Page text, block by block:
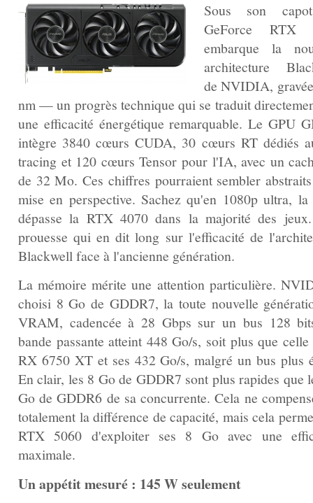
Sous son
GeForce RTX
embarque la
architecture
de NVIDIA,
nm — un progrès technique qui se traduit
une efficacité énergétique remarquable. Le GPU
intègre 3840 cœurs CUDA, 30 cœurs RT dédiés
tracing et 120 cœurs Tensor pour l'IA, avec un
de 32 Mo. Ces chiffres pourraient sembler
mise en perspective. Sachez qu'en 1080p ultra, la
dépasse la RTX 4070 dans la majorité des
prouesse qui en dit long sur l'efficacité de
Blackwell face à l'ancienne génération.
La mémoire mérite une attention particulière.
choisi 8 Go de GDDR7, la toute nouvelle
VRAM, cadencée à 28 Gbps sur un bus 128
bande passante atteint 448 Go/s, soit plus que
RX 6750 XT et ses 432 Go/s, malgré un bus plus
En clair, les 8 Go de GDDR7 sont plus rapides que
Go de GDDR6 de sa concurrente. Cela ne
totalement la différence de capacité, mais cela
RTX 5060 d'exploiter ses 8 Go avec une
maximale.
Un appétit mesuré : 145 W seulement